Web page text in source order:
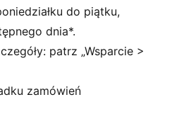
wykonana w co najmniej
z recyklingu, a dół –
wewnętrzna
dzięki bardzo
do piątku,
dnia*.
patrz „Wsparcie >
zamówień